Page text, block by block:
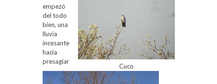
Cuco
empezó
del todo
bien, una
lluvia
incesante
hacia
presagiar